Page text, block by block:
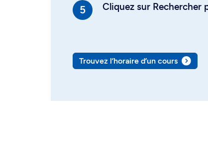
Cliquez sur Rechercher
Trouvez l’horaire d’un cours